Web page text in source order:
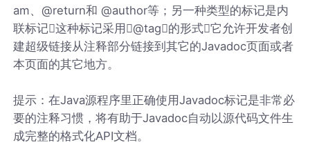
am、@return和 @author等；另一种类型的标记是内
联标记这种标记采用@tag的形式它允许开发者创
建超级链接从注释部分链接到其它的Javadoc页面或者
本页面的其它地方。
提示：在Java源程序里正确使用Javadoc标记是非常必
要的注释习惯，将有助于Javadoc自动以源代码文件生
成完整的格式化API文档。